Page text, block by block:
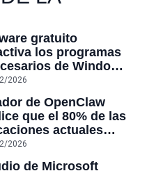
gratuito
los programas
de Windows
el PC,
el uso de la
y mucho más
2026
de OpenClaw
que el 80% de las
actuales
en el
“Solo sobrevivirán
2026
de Microsoft